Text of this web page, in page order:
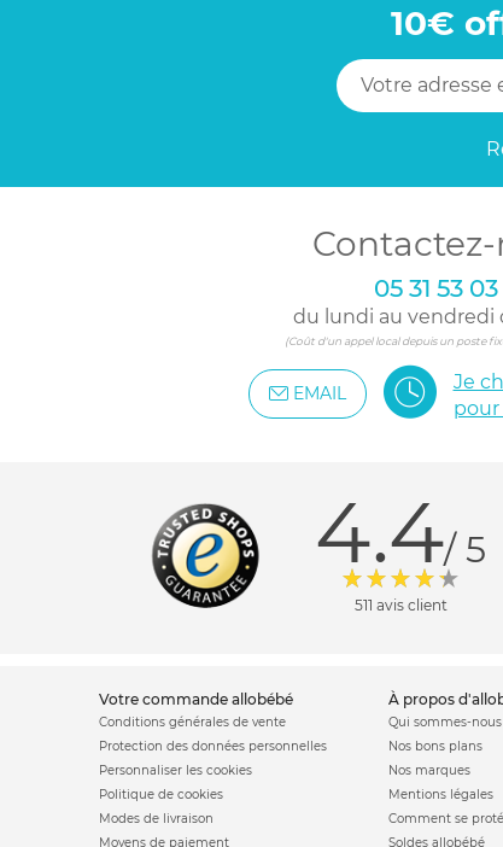
10€
Contactez-
05 31 53
du lundi au vendredi
(Coût d'un appel local depuis un poste
EMAIL
Je
pour
4.4/ 5
511 avis client
votre commande allobébé
Conditions générales de vente
Protection des données personnelles
Personnaliser les cookies
Politique de cookies
Modes de livraison
Moyens de paiement
à propos
Qui sommes-nous
Nos bons plans
Nos marques
Mentions légales
Comment se
Soldes allobébé